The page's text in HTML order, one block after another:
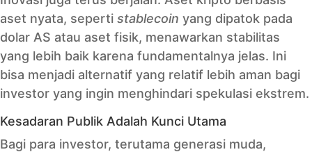
aset nyata, seperti stablecoin yang dipatok pada
dolar AS atau aset fisik, menawarkan stabilitas
yang lebih baik karena fundamentalnya jelas. Ini
bisa menjadi alternatif yang relatif lebih aman bagi
investor yang ingin menghindari spekulasi ekstrem.
Kesadaran Publik Adalah Kunci Utama
Bagi para investor, terutama generasi muda,